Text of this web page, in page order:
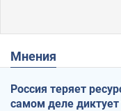
Мнения
Россия теряет
самом деле